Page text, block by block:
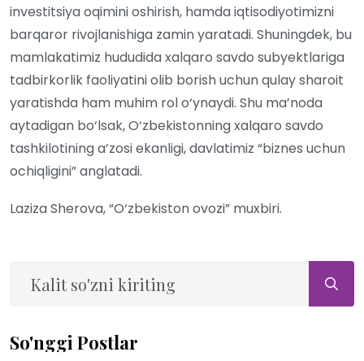
investitsiya oqimini oshirish, hamda iqtisodiyotimizni
barqaror rivojlanishiga zamin yaratadi. Shuningdek, bu
mamlakatimiz hududida xalqaro savdo subyektlariga
tadbirkorlik faoliyatini olib borish uchun qulay sharoit
yaratishda ham muhim rol o‘ynaydi. Shu ma’noda
aytadigan bo‘lsak, O‘zbekistonning xalqaro savdo
tashkilotining a’zosi ekanligi, davlatimiz “biznes uchun
ochiqligini” anglatadi.
Laziza Sherova, “O‘zbekiston ovozi” muxbiri.
So'nggi Postlar